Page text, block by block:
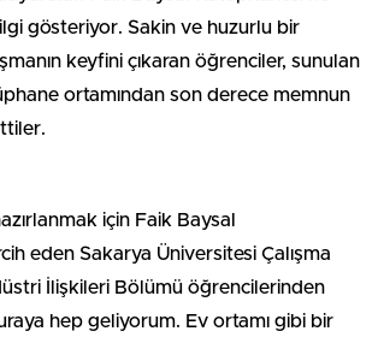
gösteriyor. Sakin ve huzurlu bir
keyfini çıkaran öğrenciler, sunulan
ortamından son derece memnun
için Faik Baysal
eden Sakarya Üniversitesi Çalışma
İlişkileri Bölümü öğrencilerinden
hep geliyorum. Ev ortamı gibi bir